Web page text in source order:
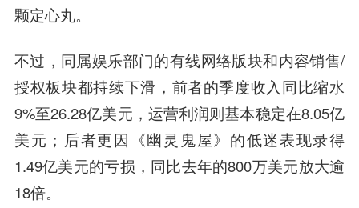
颗定心丸。
不过，同属娱乐部门的有线网络版块和内容销售/
授权板块都持续下滑，前者的季度收入同比缩水
9%至26.28亿美元，运营利润则基本稳定在8.05亿
美元；后者更因《幽灵鬼屋》的低迷表现录得
1.49亿美元的亏损，同比去年的800万美元放大逾
18倍。